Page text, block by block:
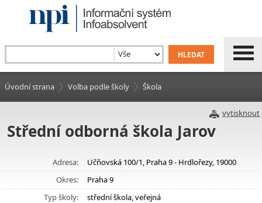
Úvodní strana Volba podle školy Škola
vytisknout
Střední odborná škola Jarov
Adresa:
Učňovská 100/1, Praha 9 - Hrdlořezy, 19000
Okres:
Praha 9
Typ školy:
střední škola, veřejná